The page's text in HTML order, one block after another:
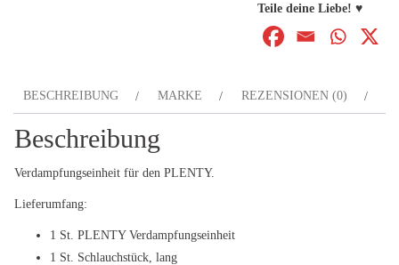
Teile deine Liebe! ♥
BESCHREIBUNG MARKE REZENSIONEN (0)
Beschreibung
Verdampfungseinheit für den PLENTY.
Lieferumfang:
1 St. PLENTY Verdampfungseinheit
1 St. Schlauchstück, lang